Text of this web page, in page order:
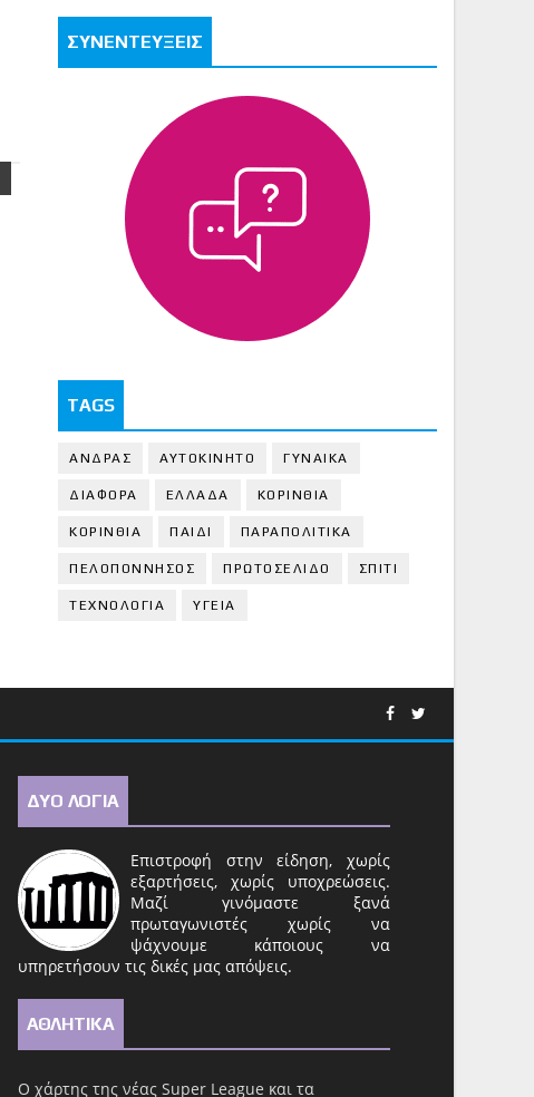
ΣΥΝΕΝΤΕΥΞΕΙΣ
TAGS
ΑΝΔΡΑΣ ΑΥΤΟΚΙΝΗΤΟ ΓΥΝΑΙΚΑ
ΔΙΑΦΟΡΑ ΕΛΛΑΔΑ ΚΟΡΙΝΘΙΑ
ΚΟΡΙΝΘΙA ΠΑΙΔΙ ΠΑΡΑΠΟΛΙΤΙΚΑ
ΠΕΛΟΠΟΝΝΗΣΟΣ ΠΡΩΤΟΣΕΛΙΔΟ ΣΠΙΤΙ
ΤΕΧΝΟΛΟΓΙΑ ΥΓΕΙΑ
ΔΥΟ ΛΟΓΙΑ
Επιστροφή στην είδηση, χωρίς
εξαρτήσεις, χωρίς υποχρεώσεις.
Μαζί γινόμαστε ξανά
πρωταγωνιστές χωρίς να
ψάχνουμε κάποιους να
υπηρετήσουν τις δικές μας απόψεις.
ΑΘΛΗΤΙΚΑ
Ο χάρτης της νέας Super League και τα